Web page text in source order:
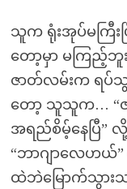
သူက ရုံးအုပ်မကြီးပ
တော့မှာ မကြည့်ဘူး
ဇာတ်လမ်းက ရပ်သွ
တော့ သူသူက… “
အရည်စိမ့်နေပြီ” လို့
“ဘာဂျာလေဟယ်
ထဲဘဲမြောက်သွာ